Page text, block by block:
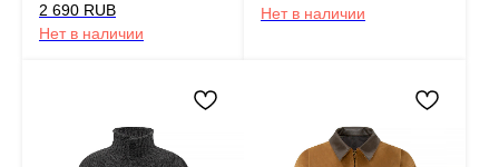
2 690 RUB
Нет в наличии
Нет в наличии